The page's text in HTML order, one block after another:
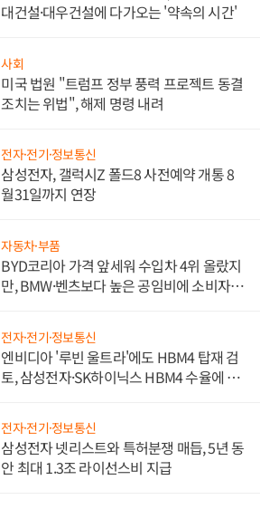
대건설·대우건설에 다가오는 '약속의 시간'
사회
미국 법원 "트럼프 정부 풍력 프로젝트 동결
조치는 위법", 해제 명령 내려
전자·전기·정보통신
삼성전자, 갤럭시Z 폴드8 사전예약 개통 8
월31일까지 연장
자동차·부품
BYD코리아 가격 앞세워 수입차 4위 올랐지
만, BMW·벤츠보다 높은 공임비에 소비자
전자·전기·정보통신
엔비디아 '루빈 울트라'에도 HBM4 탑재 검
토, 삼성전자·SK하이닉스 HBM4 수율에 주
전자·전기·정보통신
삼성전자 넷리스트와 특허분쟁 매듭, 5년 동
안 최대 1.3조 라이선스비 지급